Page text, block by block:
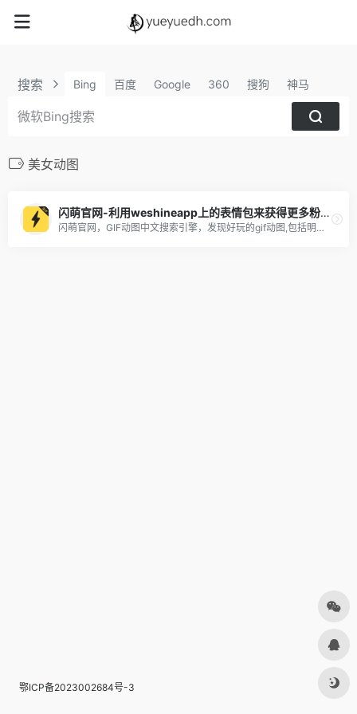
搜索 Bing 百度 Google 360 搜狗 神马
美女动图
闪萌官网-利用weshineapp上的表情包来获得更多粉丝及收益
闪萌官网，GIF动图中文搜索引擎，发现好玩的gif动图,包括明星、美女、搞笑、微信QQ聊天表情包，可以一键分享到微信QQ新浪微博，支持gif动图下载，表情包下载到手机
鄂ICP备2023002684号-3